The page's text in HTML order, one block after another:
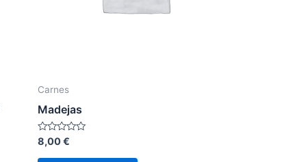
Carnes
Madejas
Rated
0
out
8,00€